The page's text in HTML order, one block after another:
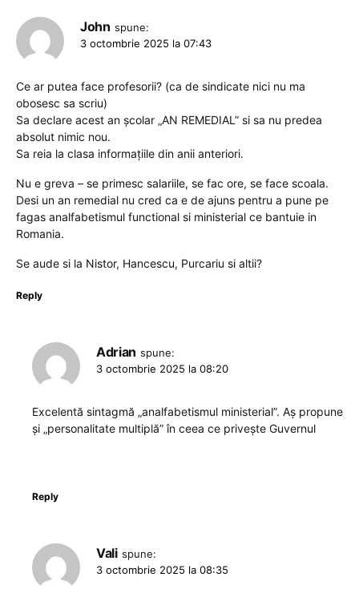
John spune:
3 octombrie 2025 la 07:43
Ce ar putea face profesorii? (ca de sindicate nici nu ma
obosesc sa scriu)
Sa declare acest an școlar „AN REMEDIAL” si sa nu predea
absolut nimic nou.
Sa reia la clasa informațiile din anii anteriori.
Nu e greva – se primesc salariile, se fac ore, se face scoala.
Desi un an remedial nu cred ca e de ajuns pentru a pune pe
fagas analfabetismul functional si ministerial ce bantuie in
Romania.
Se aude si la Nistor, Hancescu, Purcariu si altii?
Reply
Adrian spune:
3 octombrie 2025 la 08:20
Excelentă sintagmă „analfabetismul ministerial”. Aș propune
și „personalitate multiplă” în ceea ce privește Guvernul
Reply
Vali spune:
3 octombrie 2025 la 08:35